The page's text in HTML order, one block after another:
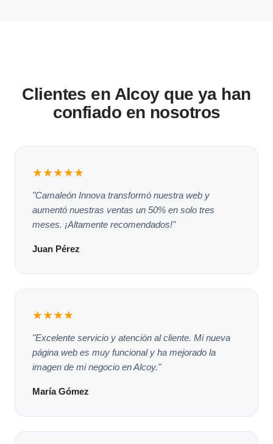
Clientes en Alcoy que ya han
confiado en nosotros
★★★★★
"Camaleón Innova transformó nuestra web y
aumentó nuestras ventas un 50% en solo tres
meses. ¡Altamente recomendados!"
Juan Pérez
★★★★
"Excelente servicio y atención al cliente. Mi nueva
página web es muy funcional y ha mejorado la
imagen de mi negocio en Alcoy."
María Gómez